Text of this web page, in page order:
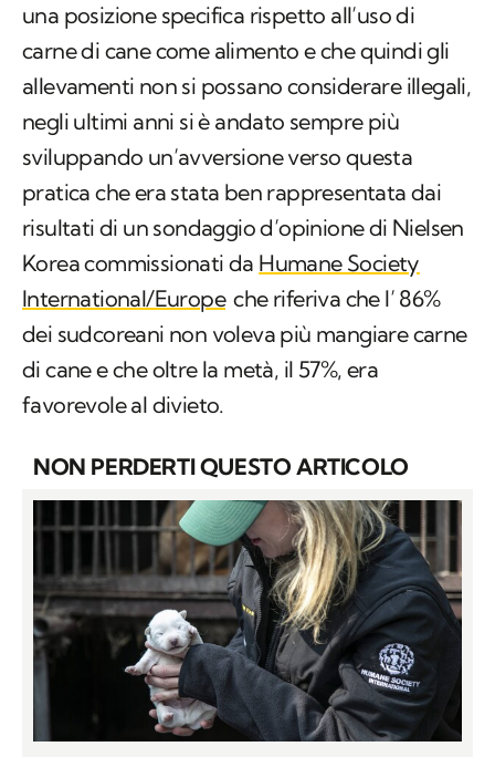
una posizione specifica rispetto all’uso di
carne di cane come alimento e che quindi gli
allevamenti non si possano considerare illegali,
negli ultimi anni si è andato sempre più
sviluppando un’avversione verso questa
pratica che era stata ben rappresentata dai
risultati di un sondaggio d’opinione di Nielsen
Korea commissionati da Humane Society
International/Europe che riferiva che l’ 86%
dei sudcoreani non voleva più mangiare carne
di cane e che oltre la metà, il 57%, era
favorevole al divieto.
NON PERDERTI QUESTO ARTICOLO